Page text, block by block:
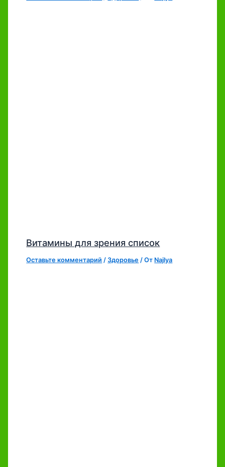
Витамины для зрения список
Оставьте комментарий /Здоровье / От Najlya